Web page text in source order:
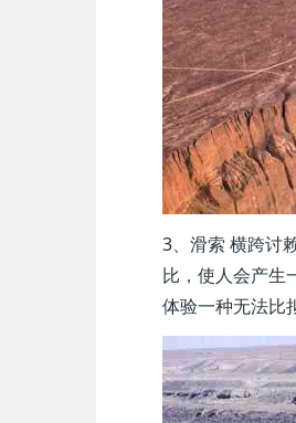
3、滑索 横跨讨
比，使人会产生
体验一种无法比